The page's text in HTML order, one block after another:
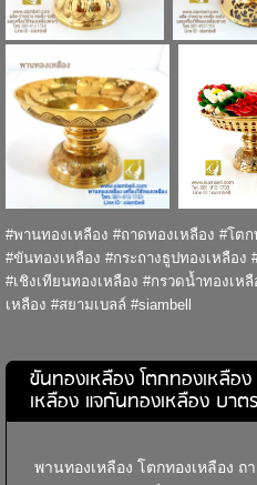
#พานทองเหลือง #ถาดทองเหลือง #โต
#ขันทองเหลือง #กระถางธูปทองเหลือง
#เชิงเทียนทองเหลือง #กรวดน้ำทองเห
เหลือง #สยามเบลล์ #siambell
ขันทองเหลือง โตกทองเหลื
เหลือง แจกันทองเหลือง บาต
พานทองเหลือง โตกทองเหลือง ถ